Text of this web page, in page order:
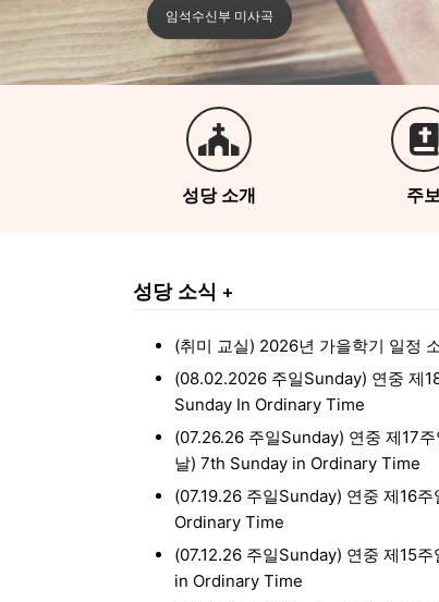
임석수신부 미사곡
성당 소개 주
성당 소식 +
(취미 교실) 2026년 가을학기 일정
(08.02.2026 주일Sunday) 연중 제
Sunday In Ordinary Time
(07.26.26 주일Sunday) 연중 제17
날) 7th Sunday in Ordinary Time
(07.19.26 주일Sunday) 연중 제16
Ordinary Time
(07.12.26 주일Sunday) 연중 제15
in Ordinary Time